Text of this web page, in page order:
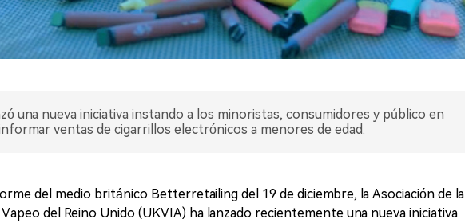
una nueva iniciativa instando a los minoristas, consumidores y público en
ventas de cigarrillos electrónicos a menores de edad.
del medio británico Betterretailing del 19 de diciembre, la Asociación de la
del Reino Unido (UKVIA) ha lanzado recientemente una nueva iniciativa